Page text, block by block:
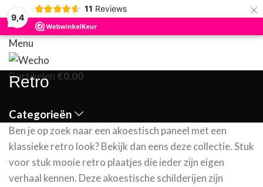
9,4
11 Reviews ×
Menu
0artikelen €0,00
Retro
Categorieën
Ben je op zoek naar een akoestisch paneel met een
klassieke retro look? Bekijk dan eens deze collectie. Stuk
voor stuk mooie retro plaatjes die ieder zijn eigen
verhaal kennen. Deze akoestische schilderijen zijn